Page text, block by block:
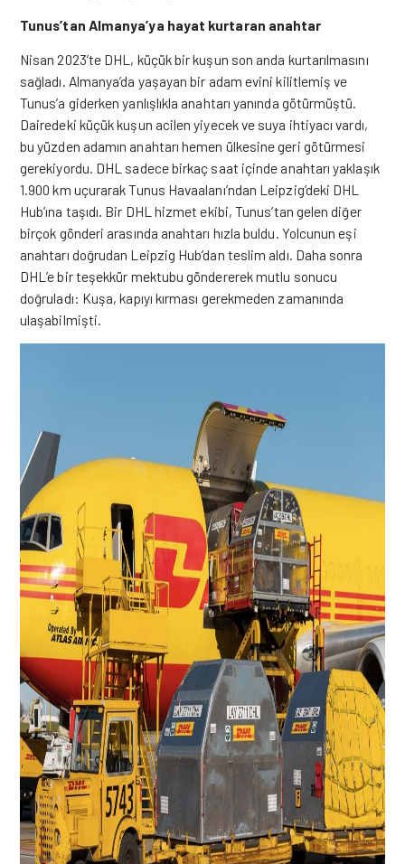
Tunus’tan Almanya’ya hayat kurtaran anahtar
Nisan 2023’te DHL, küçük bir kuşun son anda kurtarılmasını
sağladı. Almanya’da yaşayan bir adam evini kilitlemiş ve
Tunus’a giderken yanlışlıkla anahtarı yanında götürmüştü.
Dairedeki küçük kuşun acilen yiyecek ve suya ihtiyacı vardı,
bu yüzden adamın anahtarı hemen ülkesine geri götürmesi
gerekiyordu. DHL sadece birkaç saat içinde anahtarı yaklaşık
1.900 km uçurarak Tunus Havaalanı’ndan Leipzig’deki DHL
Hub’ına taşıdı. Bir DHL hizmet ekibi, Tunus’tan gelen diğer
birçok gönderi arasında anahtarı hızla buldu. Yolcunun eşi
anahtarı doğrudan Leipzig Hub’dan teslim aldı. Daha sonra
DHL’e bir teşekkür mektubu göndererek mutlu sonucu
doğruladı: Kuşa, kapıyı kırması gerekmeden zamanında
ulaşabilmişti.